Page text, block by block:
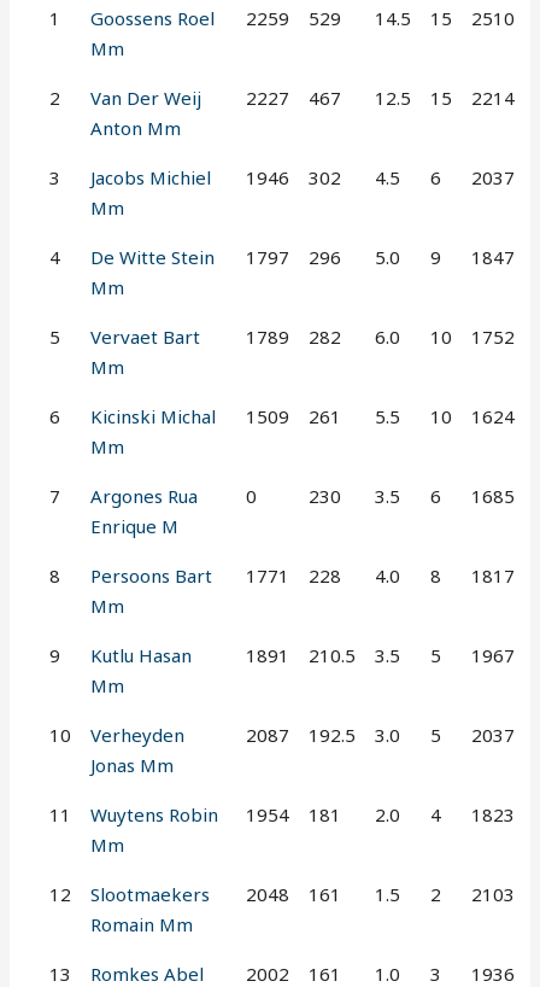
1
Goossens Roel
Mm
2259 529 14.5 15 2510
2
Van Der Weij
Anton Mm
2227 467 12.5 15 2214
3
Jacobs Michiel
Mm
1946 302 4.5 6 2037
4
De Witte Stein
Mm
1797 296 5.0 9 1847
5
Vervaet Bart
Mm
1789 282 6.0 10 1752
6
Kicinski Michal
Mm
1509 261 5.5 10 1624
7
Argones Rua
Enrique M
0 230 3.5 6 1685
8
Persoons Bart
Mm
1771 228 4.0 8 1817
9
Kutlu Hasan
Mm
1891 210.5 3.5 5 1967
10
Verheyden
Jonas Mm
2087 192.5 3.0 5 2037
11
Wuytens Robin
Mm
1954 181 2.0 4 1823
12
Slootmaekers
Romain Mm
2048 161 1.5 2 2103
13
Romkes Abel
2002 161 1.0 3 1936